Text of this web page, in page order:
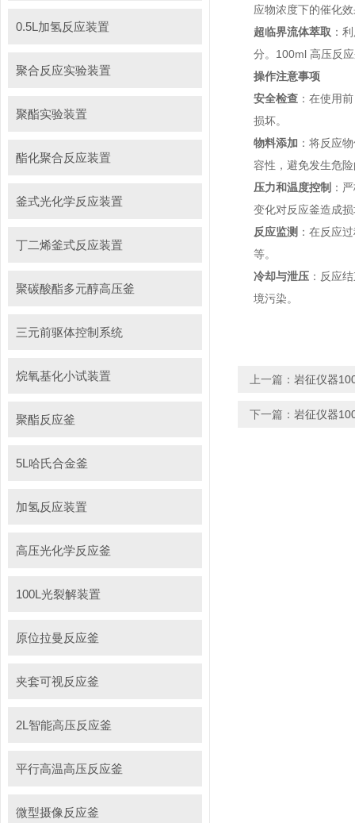
0.5L加氢反应装置
聚合反应实验装置
聚酯实验装置
酯化聚合反应装置
釜式光化学反应装置
丁二烯釜式反应装置
聚碳酸酯多元醇高压釜
三元前驱体控制系统
烷氧基化小试装置
聚酯反应釜
5L哈氏合金釜
加氢反应装置
高压光化学反应釜
100L光裂解装置
原位拉曼反应釜
夹套可视反应釜
2L智能高压反应釜
平行高温高压反应釜
微型摄像反应釜
应物浓度下的催化
超临界流体萃取 ：
分。100ml 高压反
操作注意事项
安全检查 ：在使用
损坏。
物料添加 ：将反应
容性，避免发生危
压力和温度控制 ：
变化对反应釜造成
反应监测 ：在反应
等。
冷却与泄压 ：反应
境污染。
上一篇： 岩征仪器
下一篇： 岩征仪器